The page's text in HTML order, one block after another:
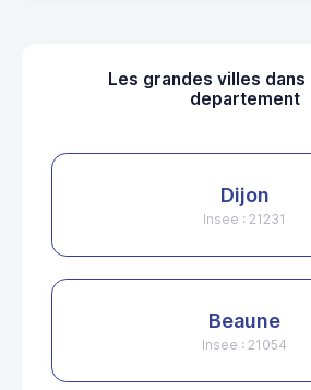
Les grandes villes dans
departement
Dijon
Insee : 21231
Beaune
Insee : 21054